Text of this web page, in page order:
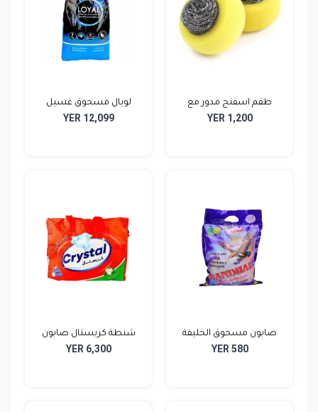
طقم اسفنج مدور مع
الليف...
YER 1,200
لويال مسحوق غسيل
الملاب...
YER 12,099
صابون مسحوق الخليفة
700...
YER 580
شنطة كريستال صابون
ملاب...
YER 6,300